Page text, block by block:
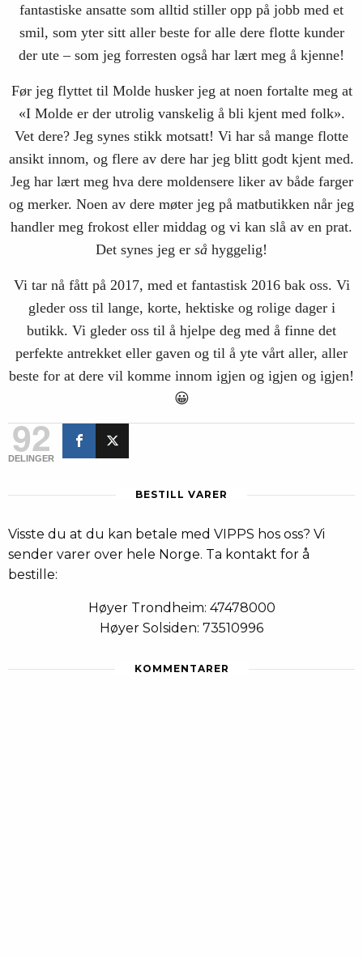
fantastiske ansatte som alltid stiller opp på jobb med et
smil, som yter sitt aller beste for alle dere flotte kunder
der ute – som jeg forresten også har lært meg å kjenne!
Før jeg flyttet til Molde husker jeg at noen fortalte meg at
«I Molde er der utrolig vanskelig å bli kjent med folk».
Vet dere? Jeg synes stikk motsatt! Vi har så mange flotte
ansikt innom, og flere av dere har jeg blitt godt kjent med.
Jeg har lært meg hva dere moldensere liker av både farger
og merker. Noen av dere møter jeg på matbutikken når jeg
handler meg frokost eller middag og vi kan slå av en prat.
Det synes jeg er så hyggelig!
Vi tar nå fått på 2017, med et fantastisk 2016 bak oss. Vi
gleder oss til lange, korte, hektiske og rolige dager i
butikk. Vi gleder oss til å hjelpe deg med å finne det
perfekte antrekket eller gaven og til å yte vårt aller, aller
beste for at dere vil komme innom igjen og igjen og igjen!
😀
92
DELINGER
BESTILL VARER
Visste du at du kan betale med VIPPS hos oss? Vi
sender varer over hele Norge. Ta kontakt for å
bestille:
Høyer Trondheim: 47478000
Høyer Solsiden: 73510996
KOMMENTARER